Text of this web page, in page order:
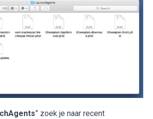
” zoek je naar recent